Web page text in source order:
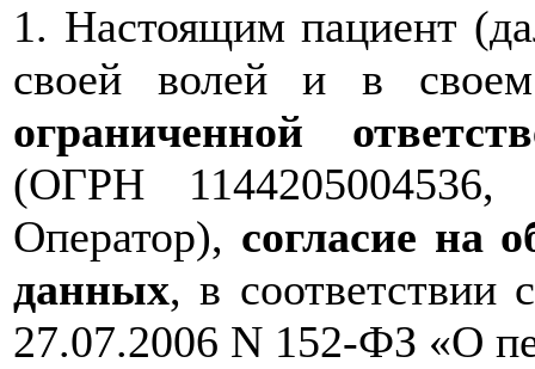
1. Настоящим пациент
своей волей и в
ограниченной
(ОГРН
Оператор), согласие на
данных, в соответствии
27.07.2006 N 152-ФЗ «О